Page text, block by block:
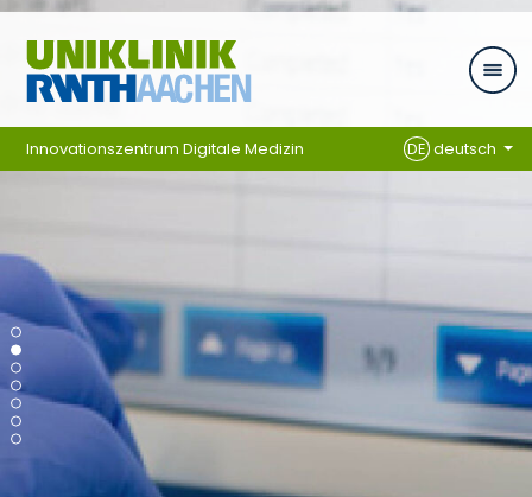
Zum Inhalt springen
Innovationszentrum Digitale Medizin DEdeutsch